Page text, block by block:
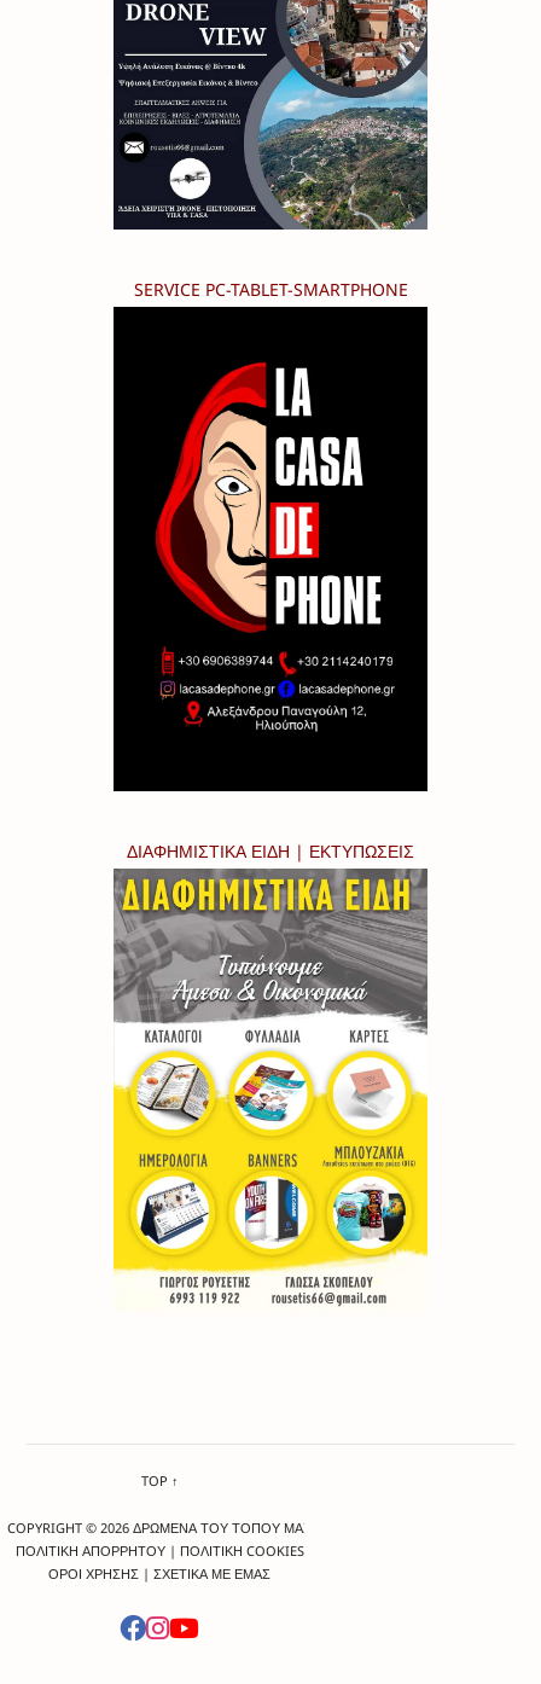
SERVICE PC-TABLET-SMARTPHONE
ΔΙΑΦΗΜΙΣΤΙΚΑ ΕΙΔΗ | ΕΚΤΥΠΩΣΕΙΣ
TOP ↑
COPYRIGHT © 2026 ΔΡΩΜΕΝΑ ΤΟΥ ΤΟΠΟΥ ΜΑΣ
ΠΟΛΙΤΙΚΗ ΑΠΟΡΡΗΤΟΥ| ΠΟΛΙΤΙΚΗ COOKIES
ΟΡΟΙ ΧΡΗΣΗΣ |ΣΧΕΤΙΚΑ ΜΕ ΕΜΑΣ